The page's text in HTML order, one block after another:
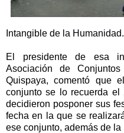
Intangible de la Humanidad.
El presidente de esa
Asociación de
Quispaya, comentó que
conjunto se lo recuerda el
decidieron posponer sus
fecha en la que se
ese conjunto, además de